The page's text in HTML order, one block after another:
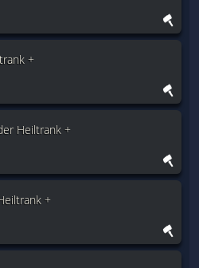
+
Heiltrank +
+